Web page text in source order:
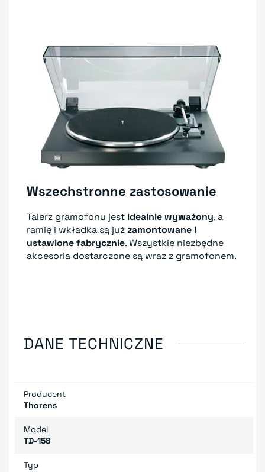
Wszechstronne zastosowanie
Talerz gramofonu jest idealnie wyważony, a
ramię i wkładka są jużzamontowane i
ustawione fabrycznie. Wszystkie niezbędne
akcesoria dostarczone są wraz z gramofonem.
DANE TECHNICZNE
Producent
Thorens
Model
TD-158
Typ